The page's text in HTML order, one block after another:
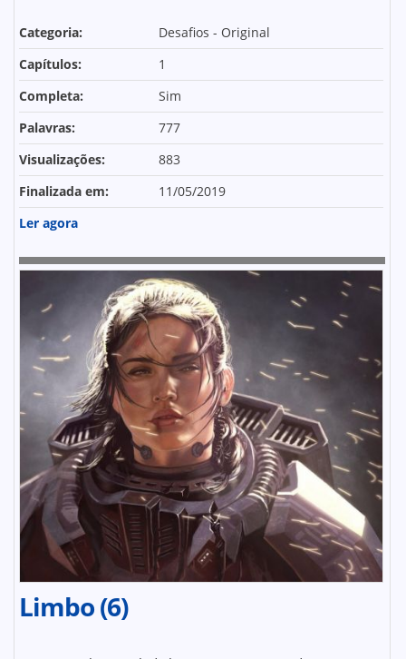
Categoria:
Desafios - Original
Capítulos:
1
Completa:
Sim
Palavras:
777
Visualizações:
883
Finalizada em:
11/05/2019
Ler agora
Limbo (6)